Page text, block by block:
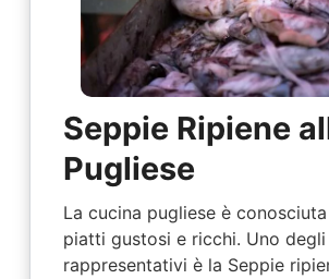
Seppie Ripiene
Pugliese
La cucina pugliese è
piatti gustosi e ricchi. Uno degli
rappresentativi è la Seppie